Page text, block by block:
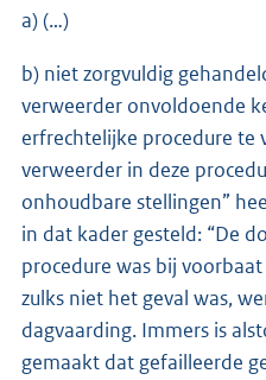
a) (…)
b) niet zorgvuldig
verweerder onvoldoende
erfrechtelijke procedure te
verweerder in deze
onhoudbare stellingen”
in dat kader gesteld: “De
procedure was bij
zulks niet het geval was,
dagvaarding. Immers is
gemaakt dat gefailleerde